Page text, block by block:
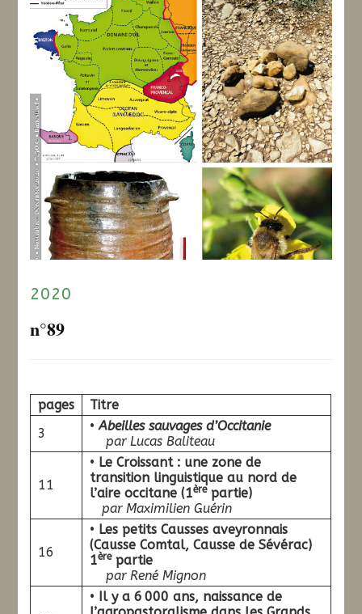
2020
n°89
pages
Titre
3
• Abeilles sauvages d’Occitanie
par Lucas Baliteau
11
• Le Croissant : une zone de
transition linguistique au nord de
l’aire occitane (1èrepartie)
par Maximilien Guérin
16
• Les petits Causses aveyronnais
(Causse Comtal, Causse de Sévérac)
1èrepartie
par René Mignon
• Il y a 6 000 ans, naissance de